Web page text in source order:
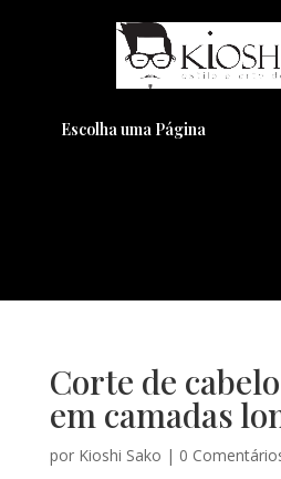
Escolha uma Página
Corte de
em camadas
por Kioshi Sako | 0
Pensando em